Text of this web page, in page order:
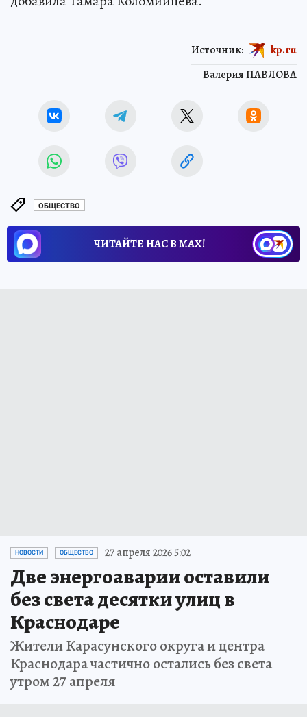
Валерия ПАВЛОВА
Источник: kp.ru
ОБЩЕСТВО
ЧИТАЙТЕ НАС В МАХ!
НОВОСТИ ОБЩЕСТВО 27 апреля 2026 5:02
Две энергоаварии оставили
без света десятки улиц в
Краснодаре
Жители Карасунского округа и центра
Краснодара частично остались без света
утром 27 апреля